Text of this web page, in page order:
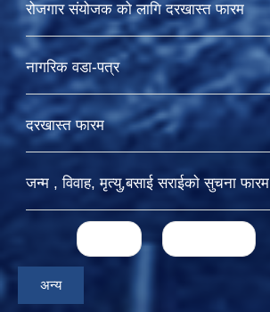
रोजगार संयोजक को लागि दरखास्त फारम
नागरिक वडा-पत्र
दरखास्त फारम
जन्म , विवाह, मृत्यु,बसाई सराईकाे सुचना फारम
Pages
अन्य